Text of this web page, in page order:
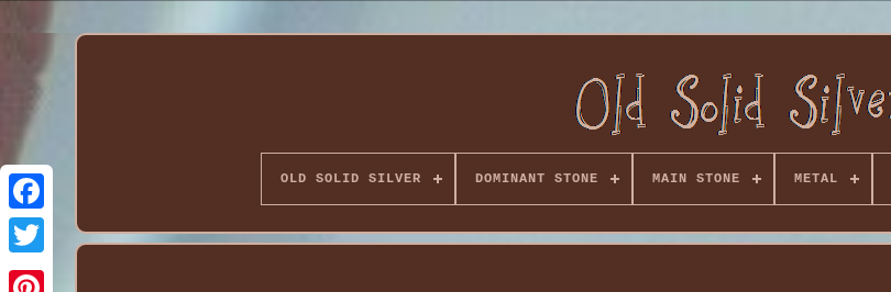
OLD SOLID SILVER DOMINANT STONE MAIN STONE METAL